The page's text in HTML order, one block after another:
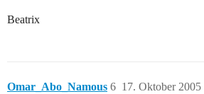
Beatrix
Omar_Abo_Namous 17. Oktober 2005
6